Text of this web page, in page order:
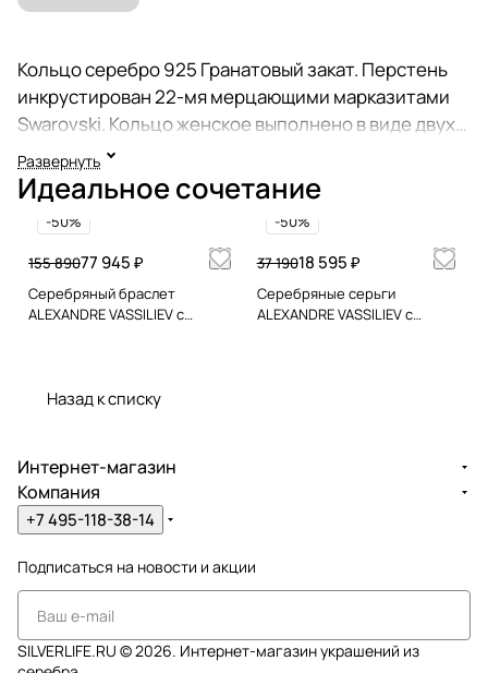
Кольцо серебро 925 Гранатовый закат. Перстень
инкрустирован 22-мя мерцающими марказитами
Swarovski. Кольцо женское выполнено в виде двух
сердец, соединенных дорожкой из 4-х
натуральных гранатов (Индия) огранки Квадрат 3 х
3 мм, закрепка Invisible. Размер верхней части - 1,2
см. Коллекция ювелирных украшений Вечные
ценности историка моды, ведущего Модного
приговора Александра Васильева. Покупка
комплектом создает полностью завершенный
Крупное кольцо с красными камнями выгодно
ювелирной моде начала XX века. Это вечные
ценности!
Развернуть
Идеальное сочетание
-50%
77 945 ₽
155 890
Серебряный браслет
ALEXANDRE VASSILIEV с
-50%
18 595 ₽
37 190
Серебряные серьги
ALEXANDRE VASSILIEV с
Назад к списку
Интернет-магазин
Компания
+7 495-118-38-14
Подписаться на новости и акции
SILVERLIFE.RU © 2026. Интернет-магазин украшений из